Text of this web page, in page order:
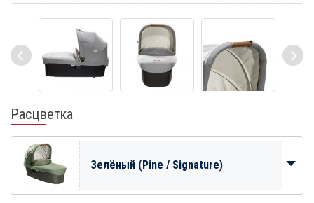
Расцветка
Зелёный (Pine / Signature)